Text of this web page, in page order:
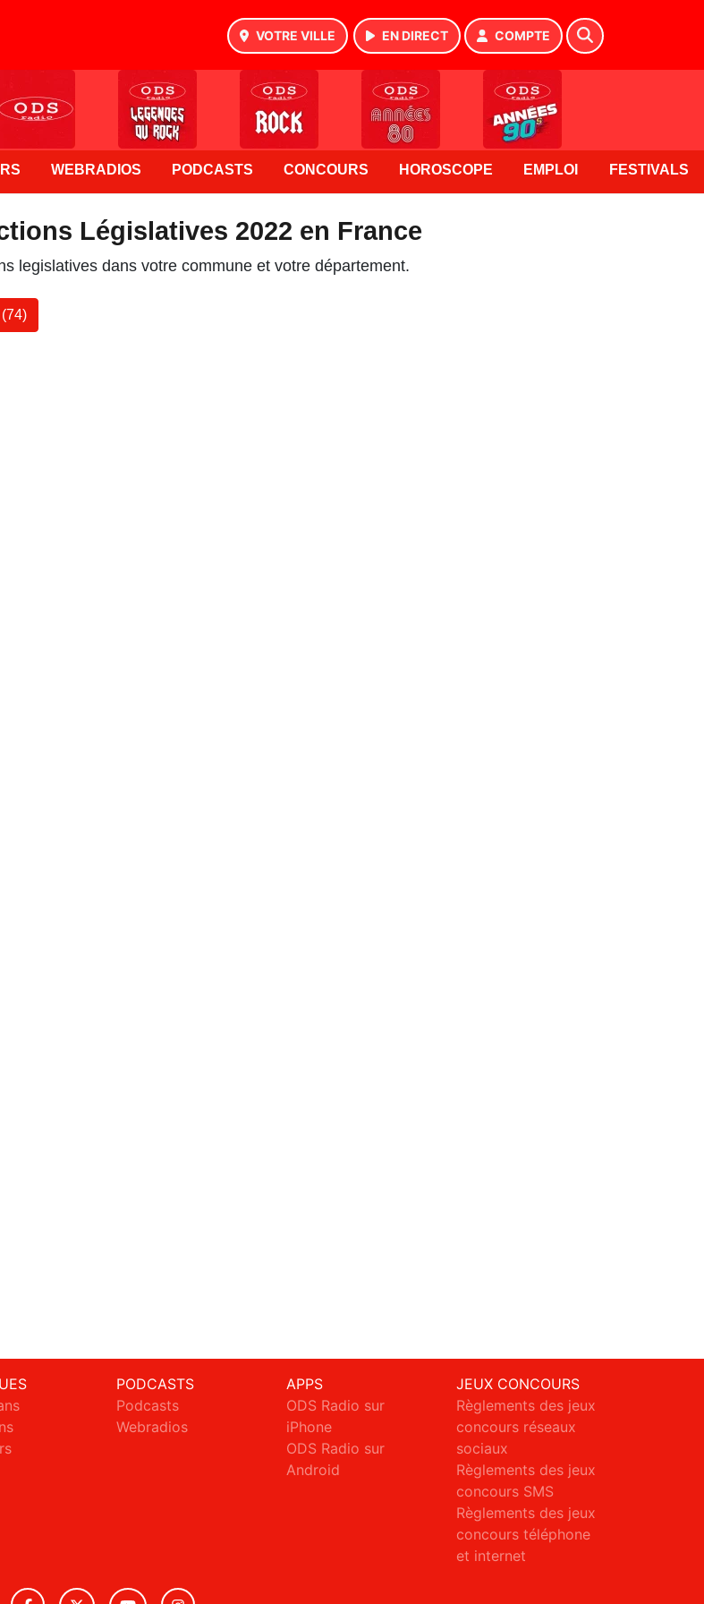
VOTRE VILLE EN DIRECT COMPTE
WEBRADIOS PODCASTS CONCOURS HOROSCOPE EMPLOI FESTIVALS
Législatives 2022 en France
legislatives dans votre commune et votre département.
PODCASTS
Podcasts
Webradios
APPS
ODS Radio sur
iPhone
ODS Radio sur
Android
JEUX CONCOURS
Règlements des jeux
concours réseaux
sociaux
Règlements des jeux
concours SMS
Règlements des jeux
concours téléphone
et internet